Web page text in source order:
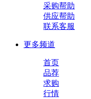
采购帮助
供应帮助
联系客服
更多频道
首页
品荐
求购
行情